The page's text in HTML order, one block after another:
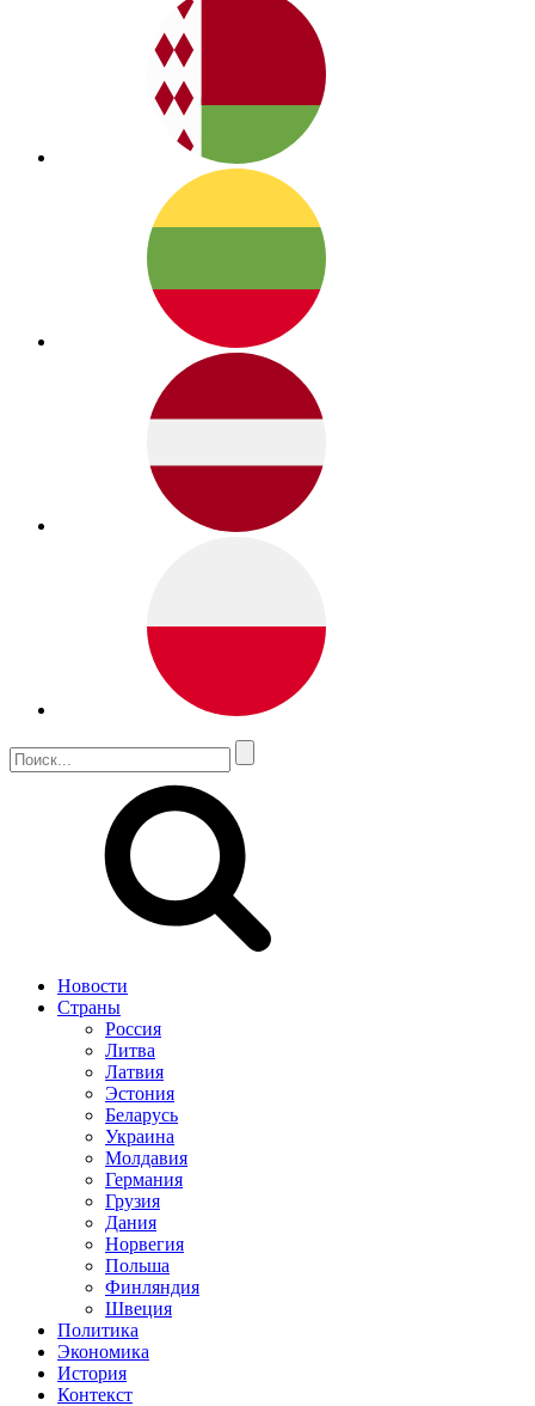
Новости
Страны
Россия
Литва
Латвия
Эстония
Беларусь
Украина
Молдавия
Германия
Грузия
Дания
Норвегия
Польша
Финляндия
Швеция
Политика
Экономика
История
Контекст